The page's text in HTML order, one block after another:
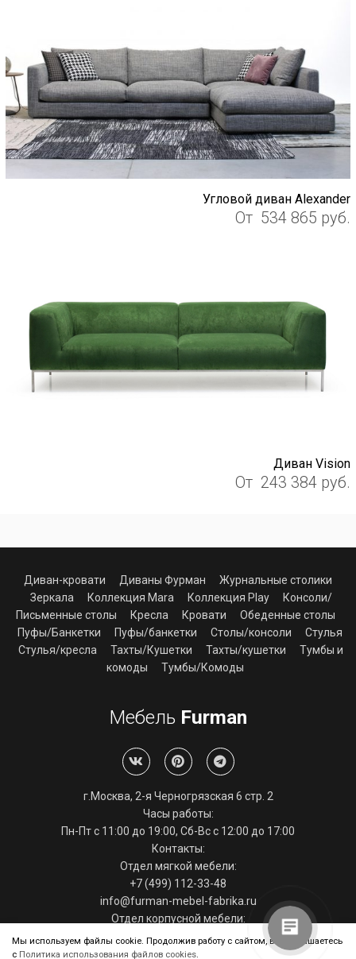
Угловой диван Alexander
От 534 865 руб.
Диван Vision
От 243 384 руб.
Мы используем файлы cookie. Продолжив работу с сайтом, вы соглашаетесь
с Политика использования файлов cookies.
Диван-кровати Диваны Фурман
Журнальные столики
Зеркала
Коллекция Mara Коллекция Play
Консоли/
Письменные столы
Кресла Кровати
Обеденные столы
Пуфы/Банкетки
Пуфы/банкетки Столы/консоли
Стулья
Стулья/кресла
Тахты/Кушетки Тахты/кушетки
Тумбы и
комоды
Тумбы/Комоды
Мебель Furman
г.Москва, 2-я Черногрязская 6 стр. 2
Часы работы:
Пн-Пт с 11:00 до 19:00, Сб-Вс с 12:00 до 17:00
Контакты:
Отдел мягкой мебели:
+7 (499) 112-33-48
info@furman-mebel-fabrika.ru
Отдел корпусной мебели:
+7 (495) 286-29-39
info@furman-mebel-fabrika.ru